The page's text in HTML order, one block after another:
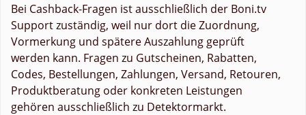
Bei Cashback-Fragen ist ausschließlich der Boni.tv
Support zuständig, weil nur dort die Zuordnung,
Vormerkung und spätere Auszahlung geprüft
werden kann. Fragen zu Gutscheinen, Rabatten,
Codes, Bestellungen, Zahlungen, Versand, Retouren,
Produktberatung oder konkreten Leistungen
gehören ausschließlich zu Detektormarkt.